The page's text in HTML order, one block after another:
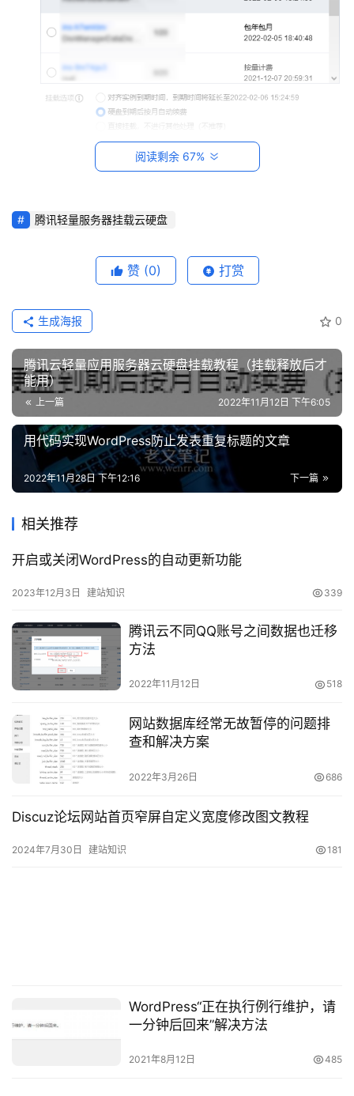
热
游
攻
略
知
问
答
在
工
注册
选项会有以下3种情形，请按需选择：
硬盘到期后按月自动续费 （推荐）
单击下一步
，在“后续操作提示”步骤中，了解如下事
项：
手动挂载云硬盘后，云硬盘为脱机状态，您需登录实例
完成初始化操作使云硬盘可用。
单击开始挂载
若云硬盘的状态变为“已挂载”，表示挂载成功。
请根据您实际使用场景选择初始化方式：
辑盘，如 vdb1 和 vdb2 ），强烈推荐您不使用分区，
若整块硬盘需要呈现为多个逻辑分区（即存在多个逻辑
件系统。
在裸设备上构建文件系统
登录 Linux 云服务器。
以 root 用户执行以下命令，查看磁盘名称。
fdisk -l
磁盘，“/dev/vda” 是系统盘，“/dev/vdb” 是新增数据
盘。
阅读剩余 67%
腾讯轻量服务器挂载云硬盘
赞 (0) 打赏
0
生成海报
腾讯云轻量应用服务器云硬盘挂载教程（挂载释放后才
能用）
上一篇 2022年11月12日 下午6:05
用代码实现WordPress防止发表重复标题的文章
下一篇
2022年11月28日 下午12:16
相关推荐
开启或关闭WordPress的自动更新功能
2023年12月3日 建站知识 339
腾讯云不同QQ账号之间数据也迁移
方法
2022年11月12日 518
网站数据库经常无故暂停的问题排
查和解决方案
2022年3月26日 686
Discuz论坛网站首页窄屏自定义宽度修改图文教程
2024年7月30日 建站知识 181
WordPress“正在执行例行维护，请
一分钟后回来”解决方法
2021年8月12日 485